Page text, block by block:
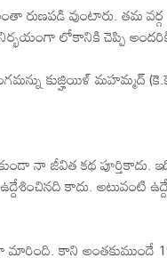
రుణపడి వుంటారు. తమ
లోకానికి చెప్పి
కుజ్హియిళ్‌
నా జీవిత కథ
కాదు.
కాని అంతకుముందే